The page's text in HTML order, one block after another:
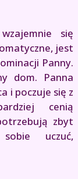
się
jest
Panny.
dom. Panna
i poczuje się z
cenią
zbyt
uczuć,